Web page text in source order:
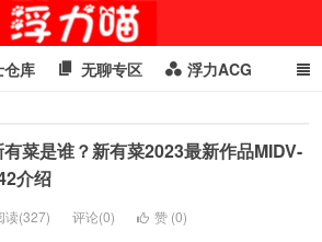
喵星闻
仓库 无聊专区 浮力ACG
菜是谁？新有菜2023最新作品MIDV-
介绍
读(327) 评论(0) 赞 (0)